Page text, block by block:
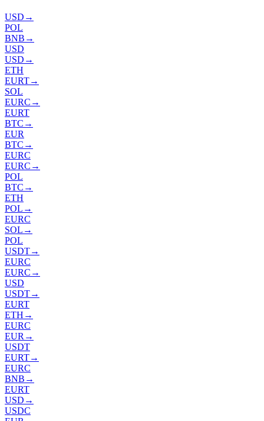
USD →
POL
BNB →
USD
USD →
ETH
EURT→
SOL
EURC →
EURT
BTC →
EUR
BTC →
EURC
EURC →
POL
BTC →
ETH
POL →
EURC
SOL →
POL
USDT→
EURC
EURC →
USD
USDT→
EURT
ETH →
EURC
EUR →
USDT
EURT→
EURC
BNB →
EURT
USD →
USDC